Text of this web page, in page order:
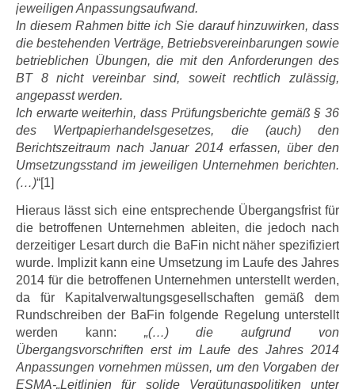
jeweiligen Anpassungsaufwand.
In diesem Rahmen bitte ich Sie darauf hinzuwirken, dass
die bestehenden Verträge, Betriebsvereinbarungen sowie
betrieblichen Übungen, die mit den Anforderungen des
BT 8 nicht vereinbar sind, soweit rechtlich zulässig,
angepasst werden.
Ich erwarte weiterhin, dass Prüfungsberichte gemäß § 36
des Wertpapierhandelsgesetzes, die (auch) den
Berichtszeitraum nach Januar 2014 erfassen, über den
Umsetzungsstand im jeweiligen Unternehmen berichten.
(…)“[1]
Hieraus lässt sich eine entsprechende Übergangsfrist für
die betroffenen Unternehmen ableiten, die jedoch nach
derzeitiger Lesart durch die BaFin nicht näher spezifiziert
wurde. Implizit kann eine Umsetzung im Laufe des Jahres
2014 für die betroffenen Unternehmen unterstellt werden,
da für Kapitalverwaltungsgesellschaften gemäß dem
Rundschreiben der BaFin folgende Regelung unterstellt
werden kann: „(…) die aufgrund von
Übergangsvorschriften erst im Laufe des Jahres 2014
Anpassungen vornehmen müssen, um den Vorgaben der
ESMA-„Leitlinien für solide Vergütungspolitiken unter